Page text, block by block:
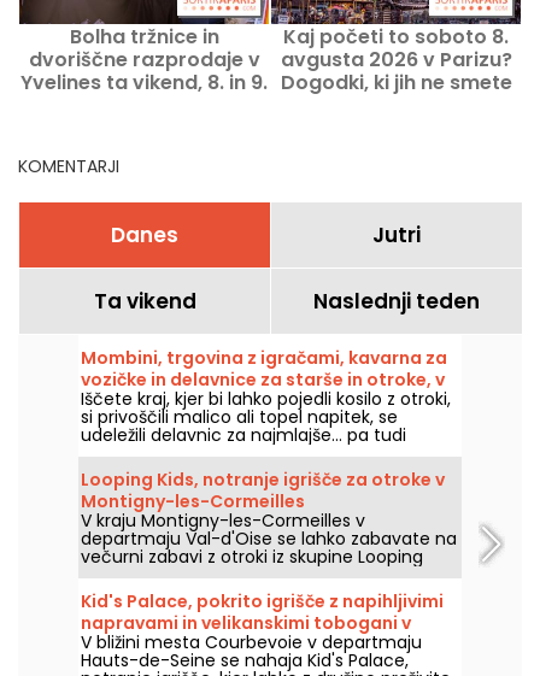
Bolha tržnice in
dvoriščne razprodaje v
Yvelines ta vikend, 8. in 9.
Kaj početi to soboto 8.
avgusta 2026 v Parizu?
Dogodki, ki jih ne smete
KOMENTARJI
Danes Jutri
Ta vikend Naslednji teden
Mombini, trgovina z igračami, kavarna za
vozičke in delavnice za starše in otroke, v
15. okrožju
Iščete kraj, kjer bi lahko pojedli kosilo z otroki,
si privoščili malico ali topel napitek, se
udeležili delavnic za najmlajše... pa tudi
trgovino z igračami, kjer bi našli številna
darila? Pojdimo v kvart Vaugirard, v 15. okrožje
Pariza, k Mombini.
Looping Kids, notranje igrišče za otroke v
Montigny-les-Cormeilles
V kraju Montigny-les-Cormeilles v
departmaju Val-d'Oise se lahko zabavate na
večurni zabavi z otroki iz skupine Looping
Kids. S prostori za dojenčke in številnimi
igrami za starejše otroke boste nedvomno
preživeli čudovit dan z vso družino!
Kid's Palace, pokrito igrišče z napihljivimi
napravami in velikanskimi tobogani v
Courbevoieju (92)
V bližini mesta Courbevoie v departmaju
Hauts-de-Seine se nahaja Kid's Palace,